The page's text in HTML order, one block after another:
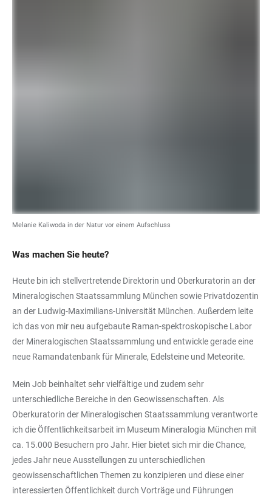
Melanie Kaliwoda in der Natur vor einem Aufschluss
Was machen Sie heute?
Heute bin ich stellvertretende Direktorin und Oberkuratorin an der
Mineralogischen Staatssammlung München sowie Privatdozentin
an der Ludwig-Maximilians-Universität München. Außerdem leite
ich das von mir neu aufgebaute Raman-spektroskopische Labor
der Mineralogischen Staatssammlung und entwickle gerade eine
neue Ramandatenbank für Minerale, Edelsteine und Meteorite.
Mein Job beinhaltet sehr vielfältige und zudem sehr
unterschiedliche Bereiche in den Geowissenschaften. Als
Oberkuratorin der Mineralogischen Staatssammlung verantworte
ich die Öffentlichkeitsarbeit im Museum Mineralogia München mit
ca. 15.000 Besuchern pro Jahr. Hier bietet sich mir die Chance,
jedes Jahr neue Ausstellungen zu unterschiedlichen
geowissenschaftlichen Themen zu konzipieren und diese einer
interessierten Öffentlichkeit durch Vorträge und Führungen